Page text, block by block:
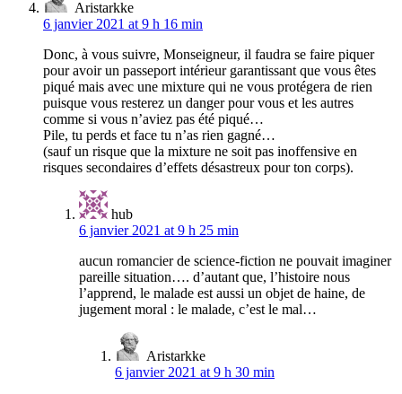
Aristarkke
6 janvier 2021 at 9 h 16 min
Donc, à vous suivre, Monseigneur, il faudra se faire piquer
pour avoir un passeport intérieur garantissant que vous êtes
piqué mais avec une mixture qui ne vous protégera de rien
puisque vous resterez un danger pour vous et les autres
comme si vous n’aviez pas été piqué…
Pile, tu perds et face tu n’as rien gagné…
(sauf un risque que la mixture ne soit pas inoffensive en
risques secondaires d’effets désastreux pour ton corps).
hub
6 janvier 2021 at 9 h 25 min
aucun romancier de science-fiction ne pouvait imaginer
pareille situation…. d’autant que, l’histoire nous
l’apprend, le malade est aussi un objet de haine, de
jugement moral : le malade, c’est le mal…
Aristarkke
6 janvier 2021 at 9 h 30 min